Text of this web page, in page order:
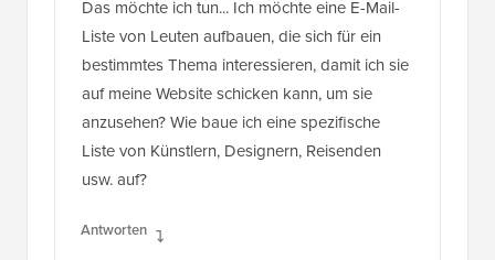
Das möchte ich tun... Ich möchte eine E-Mail-
Liste von Leuten aufbauen, die sich für ein
bestimmtes Thema interessieren, damit ich sie
auf meine Website schicken kann, um sie
anzusehen? Wie baue ich eine spezifische
Liste von Künstlern, Designern, Reisenden
usw. auf?
Antworten